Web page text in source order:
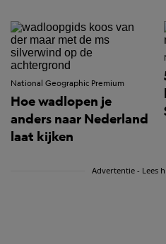
National Geographic Premium
Hoe wadlopen je
anders naar Nederland
laat kijken
Advertentie - Lees